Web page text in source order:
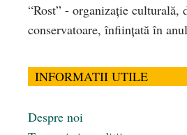
“Rost” - organizaţie culturală,
conservatoare, înfiinţată în
INFORMATII UTILE
Despre noi